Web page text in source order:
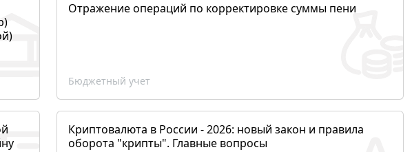
Отражение операций по корректировке суммы пени
Бюджетный учет
Криптовалюта в России - 2026: новый закон и правила
оборота "крипты". Главные вопросы